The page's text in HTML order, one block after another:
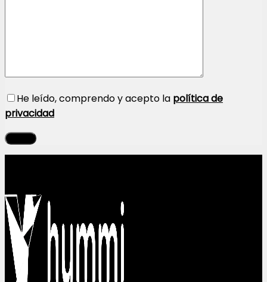
He leído, comprendo y acepto la política de
privacidad